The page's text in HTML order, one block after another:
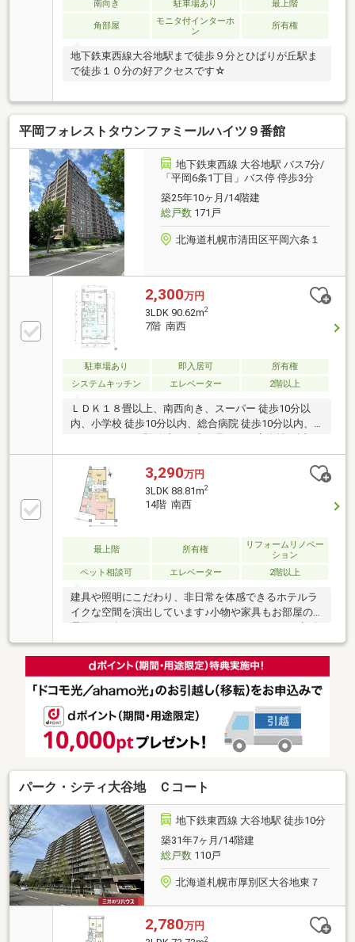
南向き 駐車場あり 最上階
角部屋
モニタ付インターホ
ン
所有権
地下鉄東西線大谷地駅まで徒歩９分とひばりが丘駅ま
で徒歩１０分の好アクセスです☆
平岡フォレストタウンファミールハイツ９番館
地下鉄東西線 大谷地駅 バス7分/
「平岡6条1丁目」バス停 停歩3分
築25年10ヶ月/14階建
総戸数171戸
北海道札幌市清田区平岡六条１
2,300万円
3LDK 90.62m2
7階 南西
駐車場あり 即入居可
所有権
システムキッチン
エレベーター 2階以上
ＬＤＫ１８畳以上、南西向き、スーパー 徒歩10分以
内、小学校 徒歩10分以内、総合病院 徒歩10分以内、
い、システムキッチン、陽当り良好、閑静な住宅地、
和室、高層階、シャワー付洗面化粧台、対面式キッチ
ン、ワイドバルコニー、自走式駐車場、浴室１坪以
上、南面バルコニー、緑豊かな住宅地、都市近郊、全
居室６畳以上、平坦地、エレベーター、宅配ボック
ス、駐輪場
3,290万円
3LDK 88.81m2
14階 南西
最上階 所有権
リフォームリノベー
ション
ペット相談可
エレベーター 2階以上
建具や照明にこだわり、非日常を体感できるホテルラ
イクな空間を演出しています♪小物や家具もお部屋の
のイメージがしやすい物件です。（家具は販売対象外
です。）◆ペット飼育可（規約による制限あり）◆令
和8年4月内装リノベーション完成・フローリング貼
替 ・クロス貼替 ・トイレ交換 ・浴室交換 ・洗
設 ・CF張替 ・建具交換 ・照明交換・和室を洋室
に変更、デコ窓新設、押入をクローゼットに変更・リ
ビング横洋室にWIC新設 ・ボイラー交換 ・パネル
パーク・シティ大谷地 Ｃコート
地下鉄東西線 大谷地駅 徒歩10分
築31年7ヶ月/14階建
総戸数110戸
北海道札幌市厚別区大谷地東７
2,780万円
2